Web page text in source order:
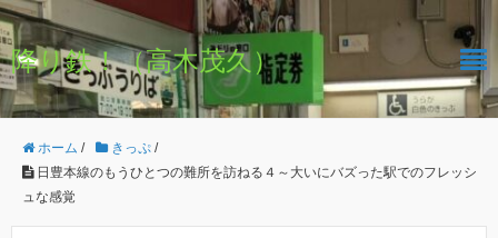
降り鉄！（高木茂久）
ホーム / きっぷ /
日豊本線のもうひとつの難所を訪ねる４～大いにバズった駅でのフレッシ
ュな感覚